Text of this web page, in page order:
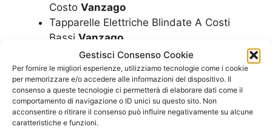
Gestisci Consenso Cookie
Per fornire le migliori esperienze, utilizziamo tecnologie come i cookie
per memorizzare e/o accedere alle informazioni del dispositivo. Il
consenso a queste tecnologie ci permetterà di elaborare dati come il
comportamento di navigazione o ID unici su questo sito. Non
acconsentire o ritirare il consenso può influire negativamente su alcune
caratteristiche e funzioni.
Costo Vanzago
Tapparelle Elettriche Blindate A Costi
Bassi Vanzago
Tapparelle Elettriche Blindate Costo
Vanzago
Tapparelle Elettriche Blindate Costi
Vanzago
Tapparelle Elettriche Blindate Quanto
CostanoVanzago